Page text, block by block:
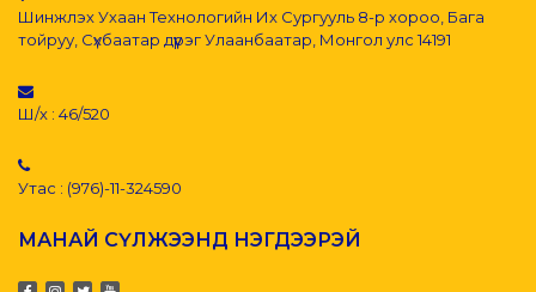
Шинжлэх Ухаан Технологийн Их Сургууль 8-р хороо, Бага
тойруу, Сүхбаатар дүүрэг Улаанбаатар, Монгол улс 14191
Ш/х : 46/520
Утас : (976)-11-324590
МАНАЙ СҮЛЖЭЭНД НЭГДЭЭРЭЙ